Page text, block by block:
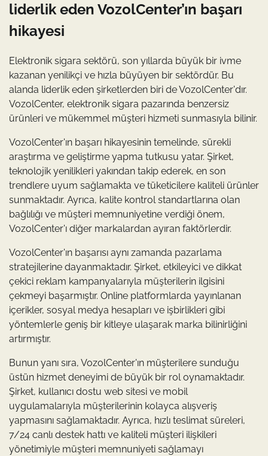
liderlik eden VozolCenter’ın başarı
hikayesi
Elektronik sigara sektörü, son yıllarda büyük bir ivme
kazanan yenilikçi ve hızla büyüyen bir sektördür. Bu
alanda liderlik eden şirketlerden biri de VozolCenter'dır.
VozolCenter, elektronik sigara pazarında benzersiz
ürünleri ve mükemmel müşteri hizmeti sunmasıyla bilinir.
VozolCenter'ın başarı hikayesinin temelinde, sürekli
araştırma ve geliştirme yapma tutkusu yatar. Şirket,
teknolojik yenilikleri yakından takip ederek, en son
trendlere uyum sağlamakta ve tüketicilere kaliteli ürünler
sunmaktadır. Ayrıca, kalite kontrol standartlarına olan
bağlılığı ve müşteri memnuniyetine verdiği önem,
VozolCenter'ı diğer markalardan ayıran faktörlerdir.
VozolCenter'ın başarısı aynı zamanda pazarlama
stratejilerine dayanmaktadır. Şirket, etkileyici ve dikkat
çekici reklam kampanyalarıyla müşterilerin ilgisini
çekmeyi başarmıştır. Online platformlarda yayınlanan
içerikler, sosyal medya hesapları ve işbirlikleri gibi
yöntemlerle geniş bir kitleye ulaşarak marka bilinirliğini
artırmıştır.
Bunun yanı sıra, VozolCenter'ın müşterilere sunduğu
üstün hizmet deneyimi de büyük bir rol oynamaktadır.
Şirket, kullanıcı dostu web sitesi ve mobil
uygulamalarıyla müşterilerinin kolayca alışveriş
yapmasını sağlamaktadır. Ayrıca, hızlı teslimat süreleri,
7/24 canlı destek hattı ve kaliteli müşteri ilişkileri
yönetimiyle müşteri memnuniyeti sağlamayı